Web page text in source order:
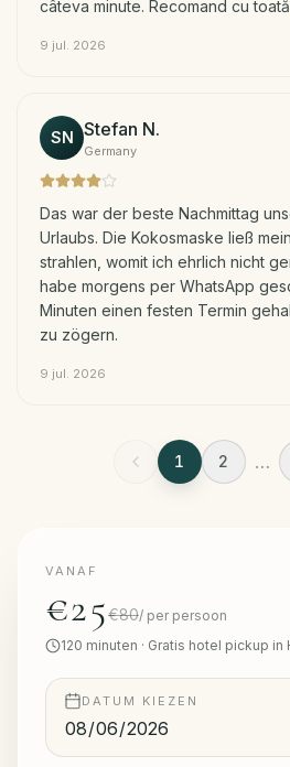
câteva minute. Recomand cu
9 jul. 2026
SN Stefan N.
Germany
Das war der beste Nachmittag
Urlaubs. Die Kokosmaske ließ
strahlen, womit ich ehrlich nicht
habe morgens per WhatsApp
Minuten einen festen Termin
zu zögern.
9 jul. 2026
1 2 …
VANAF
€25€80/ per persoon
120 minuten · Gratis hotel pickup in
DATUM KIEZEN